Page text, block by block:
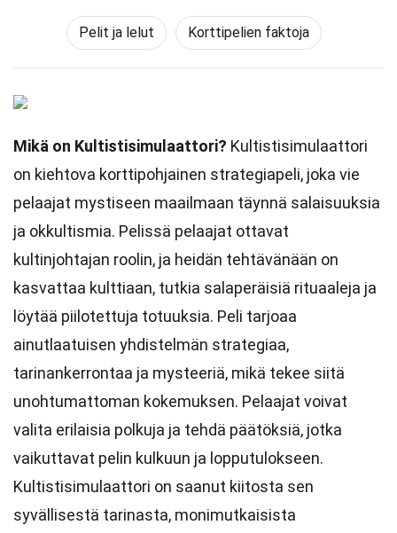
Pelit ja lelut Korttipelien faktoja
Mikä on Kultistisimulaattori? Kultistisimulaattori
on kiehtova korttipohjainen strategiapeli, joka vie
pelaajat mystiseen maailmaan täynnä salaisuuksia
ja okkultismia. Pelissä pelaajat ottavat
kultinjohtajan roolin, ja heidän tehtävänään on
kasvattaa kulttiaan, tutkia salaperäisiä rituaaleja ja
löytää piilotettuja totuuksia. Peli tarjoaa
ainutlaatuisen yhdistelmän strategiaa,
tarinankerrontaa ja mysteeriä, mikä tekee siitä
unohtumattoman kokemuksen. Pelaajat voivat
valita erilaisia polkuja ja tehdä päätöksiä, jotka
vaikuttavat pelin kulkuun ja lopputulokseen.
Kultistisimulaattori on saanut kiitosta sen
syvällisestä tarinasta, monimutkaisista